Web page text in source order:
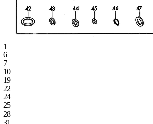
1
6
7
10
19
22
24
25
28